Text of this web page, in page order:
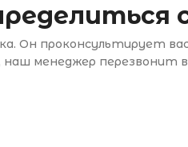
Он проконсультирует
менеджер перезвонит